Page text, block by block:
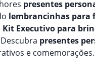
presentes
lembrancinhas para
Kit Executivo para
presentes
e comemorações.